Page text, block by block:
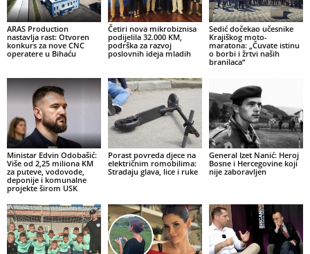
ARAS Production
nastavlja rast: Otvoren
konkurs za nove CNC
operatere u Bihaću
Četiri nova mikrobiznisa
podijelila 32.000 KM,
podrška za razvoj
poslovnih ideja mladih
Sedić dočekao učesnike
Krajiškog moto-
maratona: „Čuvate istinu
o borbi i žrtvi naših
branilaca“
Ministar Edvin Odobašić:
Više od 2,25 miliona KM
za puteve, vodovode,
deponije i komunalne
projekte širom USK
Porast povreda djece na
električnim romobilima:
Stradaju glava, lice i ruke
General Izet Nanić: Heroj
Bosne i Hercegovine koji
nije zaboravljen